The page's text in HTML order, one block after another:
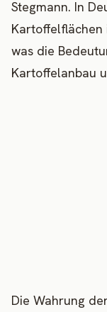
Stegmann. In
Kartoffelflächen
was die
Kartoffelanbau
Die Wahrung